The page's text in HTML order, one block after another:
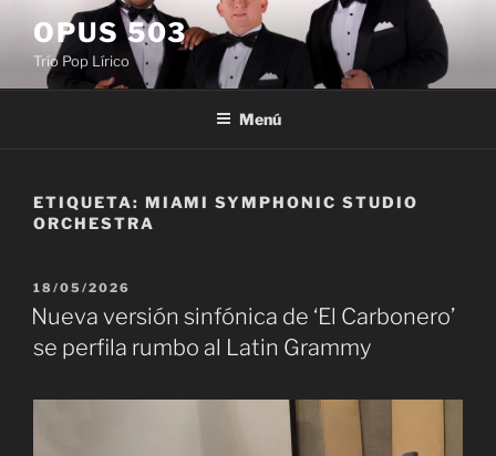
contenido
OPUS 503
Trío Pop Lírico
Menú
ETIQUETA: MIAMI SYMPHONIC STUDIO
ORCHESTRA
PUBLICADO
EL
18/05/2026
Nueva versión sinfónica de ‘El Carbonero’
se perfila rumbo al Latin Grammy